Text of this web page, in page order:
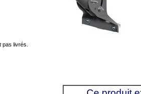
pas livrés.